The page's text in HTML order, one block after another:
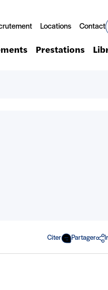
Locations Contact
Prestations
Citer Partager